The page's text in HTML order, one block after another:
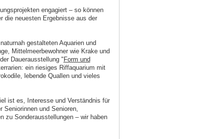
engagiert – so können
die neuesten Ergebnisse aus der
gestalteten Aquarien und
Mittelmeerbewohner wie Krake und
Dauerausstellung "Form und
ein riesiges Riffaquarium mit
lebende Quallen und vieles
ist es, Interesse und Verständnis für
und Senioren,
zu Sonderausstellungen – wir haben